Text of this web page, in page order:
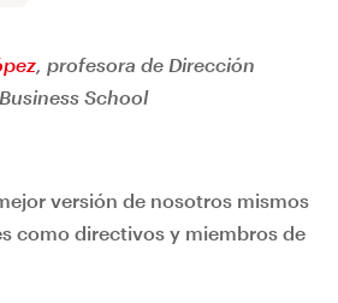
, profesora de Dirección
School
versión de nosotros mismos
como directivos y miembros de